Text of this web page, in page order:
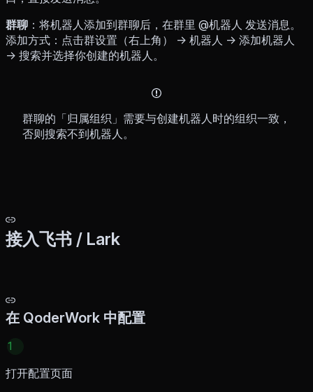
群聊 ：将机器人添加到群聊后，在群里 @机器人 发送消息。
添加方式：点击群设置（右上角） → 机器人 → 添加机器人
→ 搜索并选择你创建的机器人。
群聊的「归属组织」需要与创建机器人时的组织一致，
否则搜索不到机器人。
接入飞书 / Lark
在 QoderWork 中配置
1
打开配置页面